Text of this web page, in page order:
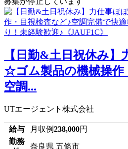
【日勤&土日祝休み】
☆ゴム製品の機械操作
空調...
UTエージェント株式会社
給与 月収例238,000円
勤務
奈良県 五條市